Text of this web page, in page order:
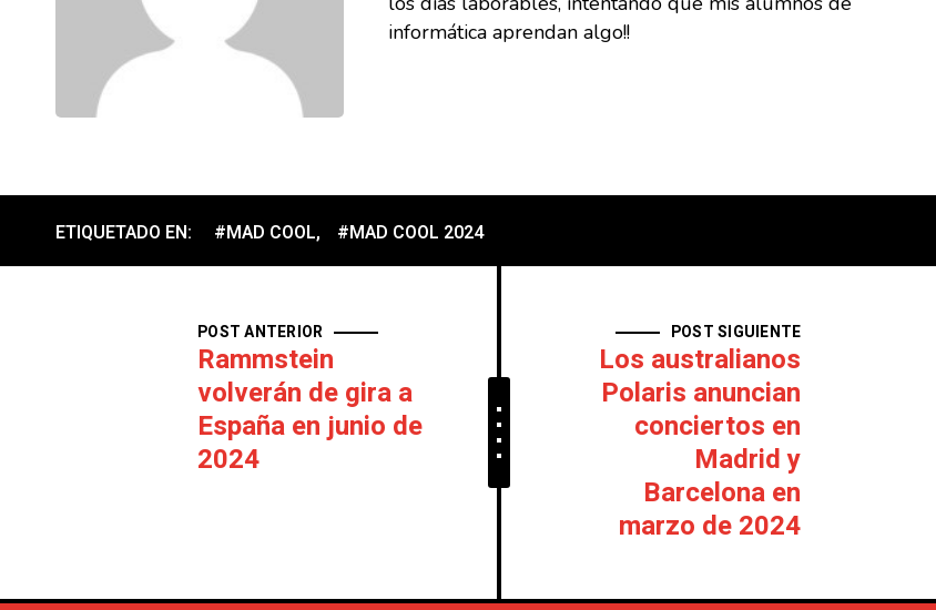
informática aprendan algo!!
ETIQUETADO EN: #MAD COOL, #MAD COOL 2024
POST ANTERIOR
Rammstein
volverán de gira a
España en junio de
2024
POST SIGUIENTE
Los australianos
Polaris anuncian
conciertos en
Madrid y
Barcelona en
marzo de 2024